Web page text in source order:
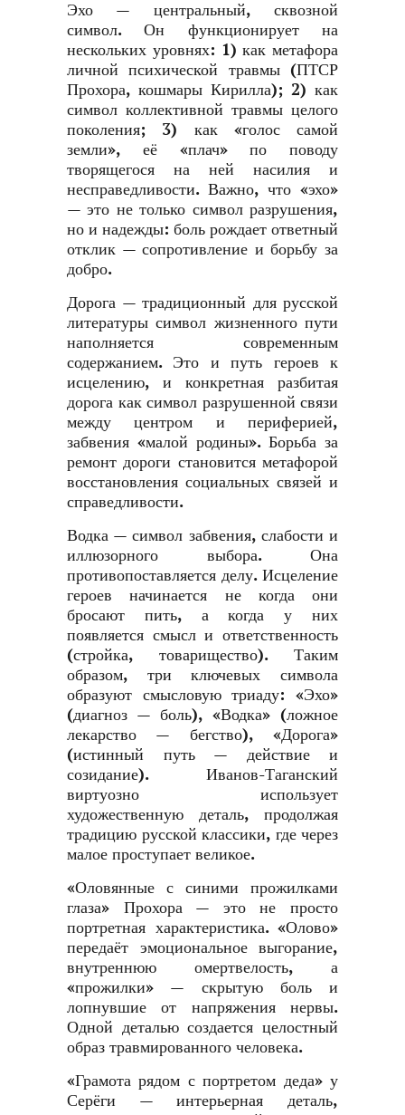
Эхо — центральный, сквозной
символ. Он функционирует на
нескольких уровнях: 1) как метафора
личной психической травмы (ПТСР
Прохора, кошмары Кирилла); 2) как
символ коллективной травмы целого
поколения; 3) как «голос самой
земли», её «плач» по поводу
творящегося на ней насилия и
несправедливости. Важно, что «эхо»
— это не только символ разрушения,
но и надежды: боль рождает ответный
отклик — сопротивление и борьбу за
добро.
Дорога — традиционный для русской
литературы символ жизненного пути
наполняется современным
содержанием. Это и путь героев к
исцелению, и конкретная разбитая
дорога как символ разрушенной связи
между центром и периферией,
забвения «малой родины». Борьба за
ремонт дороги становится метафорой
восстановления социальных связей и
справедливости.
Водка — символ забвения, слабости и
иллюзорного выбора. Она
противопоставляется делу. Исцеление
героев начинается не когда они
бросают пить, а когда у них
появляется смысл и ответственность
(стройка, товарищество). Таким
образом, три ключевых символа
образуют смысловую триаду: «Эхо»
(диагноз — боль), «Водка» (ложное
лекарство — бегство), «Дорога»
(истинный путь — действие и
созидание). Иванов-Таганский
виртуозно использует
художественную деталь, продолжая
традицию русской классики, где через
малое проступает великое.
«Оловянные с синими прожилками
глаза» Прохора — это не просто
портретная характеристика. «Олово»
передаёт эмоциональное выгорание,
внутреннюю омертвелость, а
«прожилки» — скрытую боль и
лопнувшие от напряжения нервы.
Одной деталью создается целостный
образ травмированного человека.
«Грамота рядом с портретом деда» у
Серёги — интерьерная деталь,